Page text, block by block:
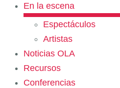
En la escena
Espectáculos
Artistas
Noticias OLA
Recursos
Conferencias